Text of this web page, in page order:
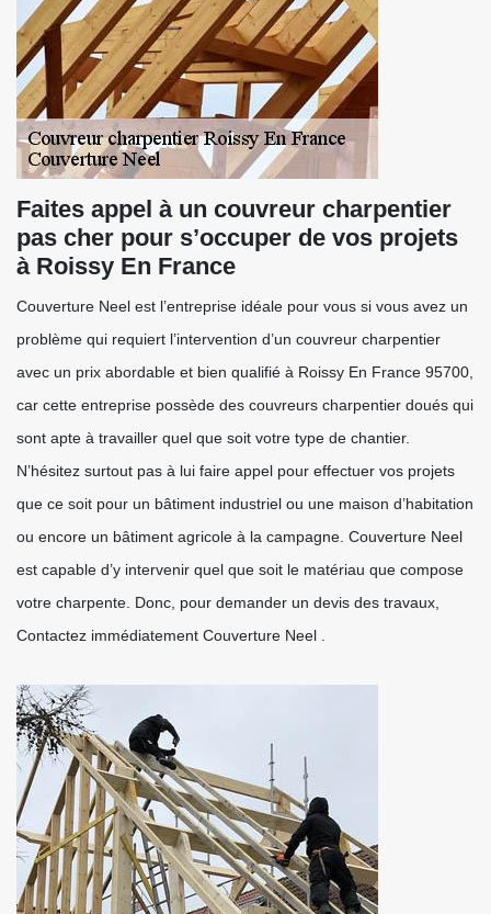
Faites appel à un couvreur charpentier
pas cher pour s’occuper de vos projets
à Roissy En France
Couverture Neel est l’entreprise idéale pour vous si vous avez un
problème qui requiert l’intervention d’un couvreur charpentier
avec un prix abordable et bien qualifié à Roissy En France 95700,
car cette entreprise possède des couvreurs charpentier doués qui
sont apte à travailler quel que soit votre type de chantier.
N’hésitez surtout pas à lui faire appel pour effectuer vos projets
que ce soit pour un bâtiment industriel ou une maison d’habitation
ou encore un bâtiment agricole à la campagne. Couverture Neel
est capable d’y intervenir quel que soit le matériau que compose
votre charpente. Donc, pour demander un devis des travaux,
Contactez immédiatement Couverture Neel .